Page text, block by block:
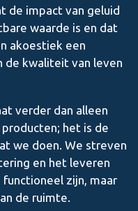
de impact van geluid
waarde is en dat
akoestiek een
de kwaliteit van leven
verder dan alleen
het is de
we doen. We streven
en het leveren
zijn, maar
de ruimte.